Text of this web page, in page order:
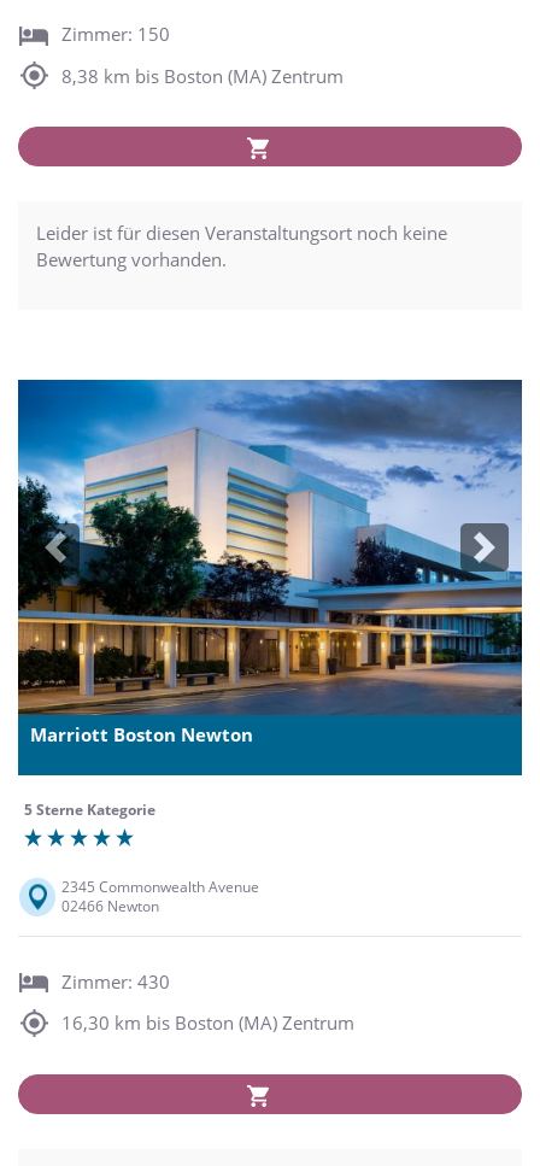
Zimmer: 150
8,38 km bis Boston (MA) Zentrum
Leider ist für diesen Veranstaltungsort noch keine
Bewertung vorhanden.
Previous Next
Marriott Boston Newton
5 Sterne Kategorie
2345 Commonwealth Avenue
02466 Newton
Zimmer: 430
16,30 km bis Boston (MA) Zentrum